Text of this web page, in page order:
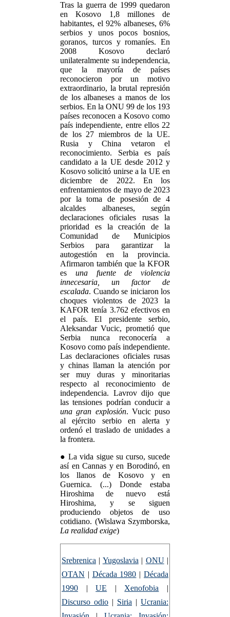
Tras la guerra de 1999 quedaron
en Kosovo 1,8 millones de
habitantes, el 92% albaneses, 6%
serbios y unos pocos bosnios,
goranos, turcos y romaníes. En
2008 Kosovo declaró
unilateralmente su independencia,
que la mayoría de países
reconocieron por un motivo
extraordinario, la brutal represión
de los albaneses a manos de los
serbios. En la ONU 99 de los 193
países reconocen a Kosovo como
país independiente, entre ellos 22
de los 27 miembros de la UE.
Rusia y China vetaron el
reconocimiento. Serbia es país
candidato a la UE desde 2012 y
Kosovo solicitó unirse a la UE en
diciembre de 2022. En los
enfrentamientos de mayo de 2023
por la toma de posesión de 4
alcaldes albaneses, según
declaraciones oficiales rusas la
prioridad es la creación de la
Comunidad de Municipios
Serbios para garantizar la
autogestión en la provincia.
Afirmaron también que la KFOR
es una fuente de violencia
innecesaria, un factor de
escalada. Cuando se iniciaron los
choques violentos de 2023 la
KAFOR tenía 3.762 efectivos en
el país. El presidente serbio,
Aleksandar Vucic, prometió que
Serbia nunca reconocería a
Kosovo como país independiente.
Las declaraciones oficiales rusas
y chinas llaman la atención por
ser muy duras y minoritarias
respecto al reconocimiento de
independencia. Lavrov dijo que
las tensiones podrían conducir a
una gran explosión. Vucic puso
al ejército serbio en alerta y
ordenó el traslado de unidades a
la frontera.
● La vida sigue su curso, sucede
así en Cannas y en Borodinó, en
los llanos de Kosovo y en
Guernica. (...) Donde estaba
Hiroshima de nuevo está
Hiroshima, y se siguen
produciendo objetos de uso
cotidiano. (Wislawa Szymborska,
La realidad exige)
Srebrenica | Yugoslavia | ONU|
OTAN | Década 1980 |Década
1990 |UE | Xenofobia |
Discurso odio | Siria | Ucrania: